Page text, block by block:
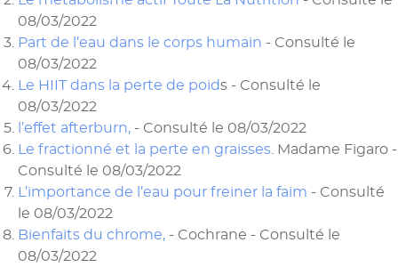
08/03/2022
Part de l’eau dans le corps humain - Consulté le
08/03/2022
Le HIIT dans la perte de poids - Consulté le
08/03/2022
l’effet afterburn, - Consulté le 08/03/2022
Le fractionné et la perte en graisses. Madame Figaro -
Consulté le 08/03/2022
L’importance de l’eau pour freiner la faim - Consulté
le 08/03/2022
Bienfaits du chrome, - Cochrane - Consulté le
08/03/2022